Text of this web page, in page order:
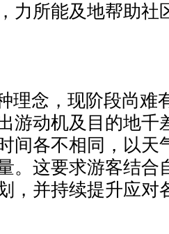
力所能及地帮助社
理念，现阶段尚难
游动机及目的地千
间各不相同，以天
。这要求游客结合
，并持续提升应对